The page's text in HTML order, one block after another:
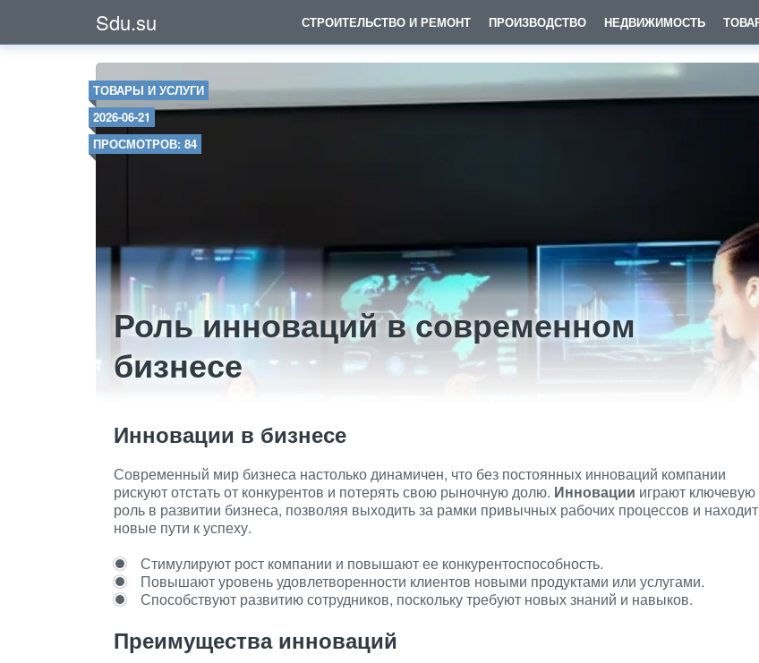
Sdu.su СТРОИТЕЛЬСТВО И РЕМОНТ ПРОИЗВОДСТВО НЕДВИЖИМОСТЬ
ТОВАРЫ И УСЛУГИ
2026-06-21
ПРОСМОТРОВ: 84
Роль инноваций в современном
бизнесе
Инновации в бизнесе
Современный мир бизнеса настолько динамичен, что без постоянных инноваций компании
рискуют отстать от конкурентов и потерять свою рыночную долю. Инновации играют ключевую
роль в развитии бизнеса, позволяя выходить за рамки привычных рабочих процессов и
новые пути к успеху.
Стимулируют рост компании и повышают ее конкурентоспособность.
Повышают уровень удовлетворенности клиентов новыми продуктами или услугами.
Способствуют развитию сотрудников, поскольку требуют новых знаний и навыков.
Преимущества инноваций